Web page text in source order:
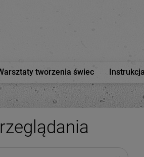
tworzenia świec